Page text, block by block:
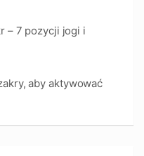
– 7 pozycji jogi i
aby aktywować